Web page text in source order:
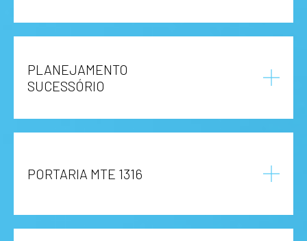
PLANEJAMENTO
SUCESSÓRIO
PORTARIA MTE 1316